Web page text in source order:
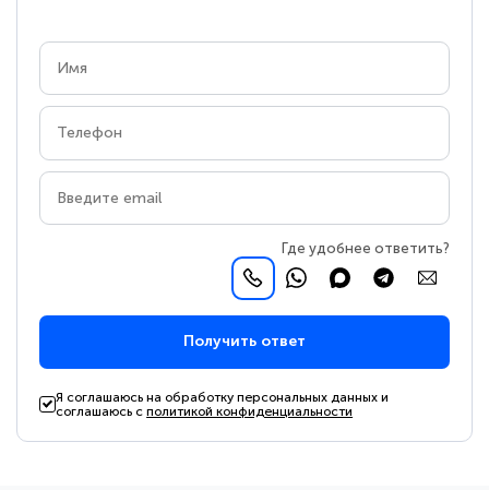
Где удобнее ответить?
Получить ответ
Я соглашаюсь на обработку персональных данных и
соглашаюсь сполитикой конфиденциальности